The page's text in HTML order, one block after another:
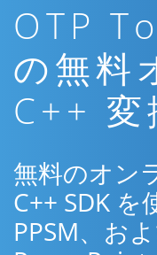
OTP
の無料
C++ 変
無料のオン
C++ SDK を
PPSM、お